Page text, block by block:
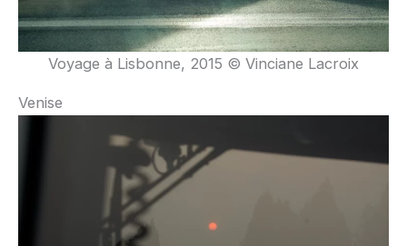
Voyage à Lisbonne, 2015 © Vinciane Lacroix
Venise